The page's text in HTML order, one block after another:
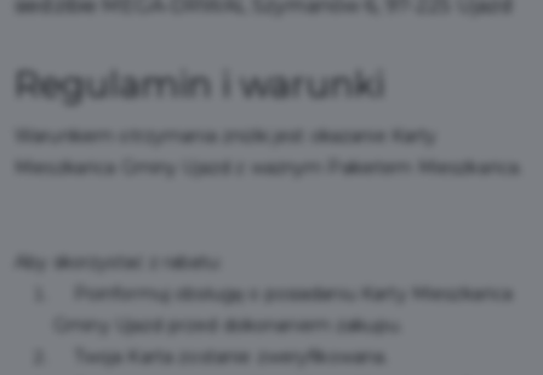
siedzibie MEGA-DRWAL Szymanów 6, 97-225 Ujazd
Regulamin i warunki
Warunkiem otrzymania zniżki jest okazanie Karty
Mieszkańca Gminy Ujazd z ważnym Pakietem Mieszkańca.
Aby skorzystać z rabatu:
Poinformuj obsługę o posiadaniu Karty Mieszkańca
Gminy Ujazd przed dokonaniem zakupu.
Twoja Karta zostanie zweryfikowana.